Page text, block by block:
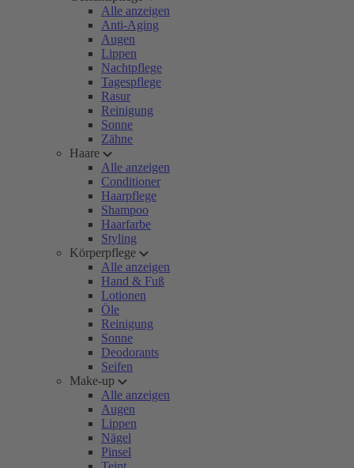
Alle anzeigen
Anti-Aging
Augen
Lippen
Nachtpflege
Tagespflege
Rasur
Reinigung
Sonne
Zähne
Haare
Alle anzeigen
Conditioner
Haarpflege
Shampoo
Haarfarbe
Styling
Körperpflege
Alle anzeigen
Hand & Fuß
Lotionen
Öle
Reinigung
Sonne
Deodorants
Seifen
Make-up
Alle anzeigen
Augen
Lippen
Nägel
Pinsel